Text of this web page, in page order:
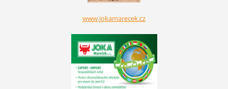
www.jokamarecek.cz